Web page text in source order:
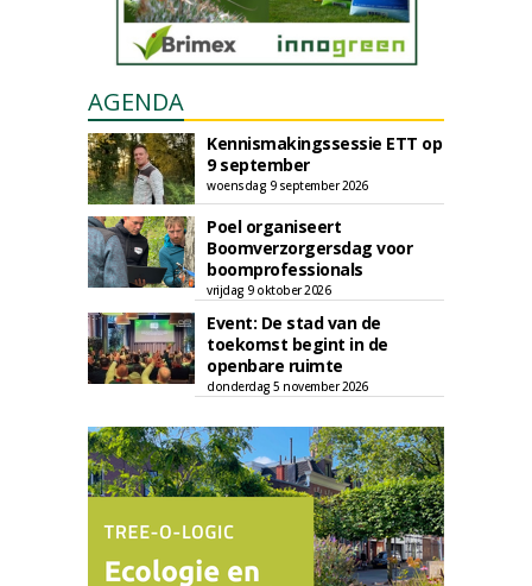
AGENDA
Kennismakingssessie ETT op
9 september
woensdag 9 september 2026
Poel organiseert
Boomverzorgersdag voor
boomprofessionals
vrijdag 9 oktober 2026
Event: De stad van de
toekomst begint in de
openbare ruimte
donderdag 5 november 2026